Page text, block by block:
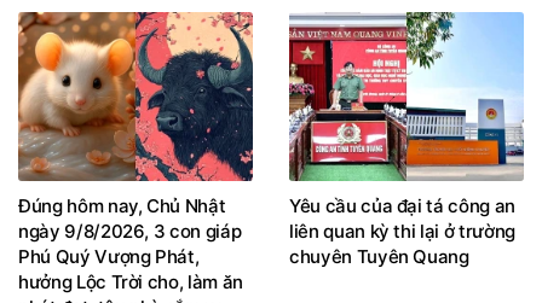
Đúng hôm nay, Chủ Nhật
ngày 9/8/2026, 3 con giáp
Phú Quý Vượng Phát,
hưởng Lộc Trời cho, làm ăn
phát đạt, tậu nhà sắm xe
Yêu cầu của đại tá công an
liên quan kỳ thi lại ở trường
chuyên Tuyên Quang